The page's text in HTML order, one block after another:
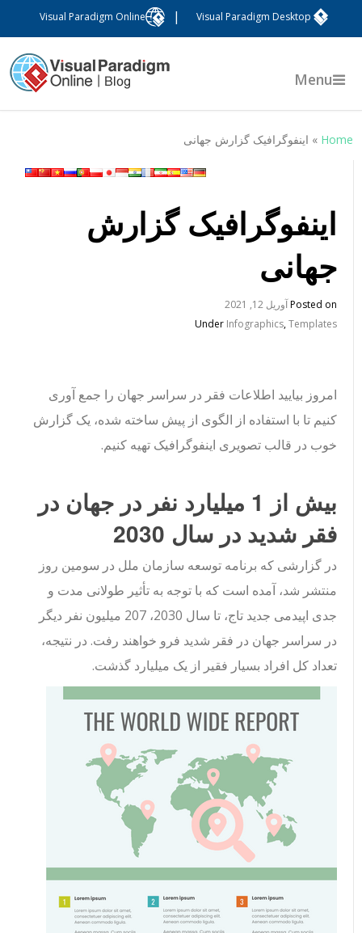
Visual Paradigm Desktop
Visual Paradigm Online
Menu
Home
» اینفوگرافیک گزارش جهانی
اینفوگرافیک گزارش
جهانی
Posted onآوریل 12, 2021
UnderInfographics,Templates
امروز بیایید اطلاعات فقر در سراسر جهان را جمع آوری
کنیم تا با استفاده از الگوی از پیش ساخته شده، یک گزارش
خوب در قالب تصویری اینفوگرافیک تهیه کنیم.
بیش از 1 میلیارد نفر در جهان در
فقر شدید در سال 2030
در گزارشی که برنامه توسعه سازمان ملل در سومین روز
منتشر شد، آمده است که با توجه به تأثیر طولانی مدت و
جدی اپیدمی جدید تاج، تا سال 2030، 207 میلیون نفر دیگر
در سراسر جهان در فقر شدید فرو خواهند رفت. در نتیجه،
تعداد کل افراد بسیار فقیر از یک میلیارد گذشت.